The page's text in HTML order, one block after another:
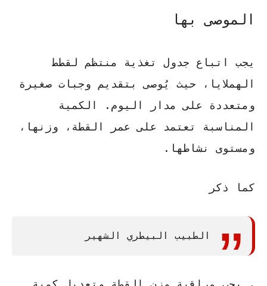
الموصى بها
يجب اتباع جدول تغذية منتظم لقطط
الهملايا، حيث يُوصى بتقديم وجبات صغيرة
ومتعددة على مدار اليوم. الكمية
المناسبة تعتمد على عمر القطة، وزنها،
ومستوى نشاطها.
كما ذكر
الطبيب البيطري الشهير